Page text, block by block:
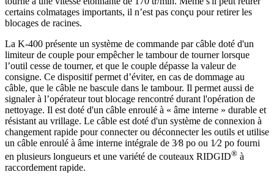
certains colmatages importants, il n’est pas conçu pour retirer les
blocages de racines.
La K-400 présente un système de commande par câble doté d'un
limiteur de couple pour empêcher le tambour de tourner lorsque
l’outil cesse de tourner, et que le couple dépasse la valeur de
consigne. Ce dispositif permet d’éviter, en cas de dommage au
câble, que le câble ne bascule dans le tambour. Il permet aussi de
signaler à l’opérateur tout blocage rencontré durant l'opération de
nettoyage. Il est doté d'un câble enroulé à « âme interne » durable et
résistant au vrillage. Le câble est doté d'un système de connexion à
changement rapide pour connecter ou déconnecter les outils et utilise
un câble enroulé à âme interne intégrale de 3⁄8 po ou 1⁄2 po fourni
en plusieurs longueurs et une variété de couteaux RIDGID® à
raccordement rapide.